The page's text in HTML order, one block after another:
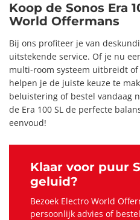
Koop de Sonos Era
World Offermans
Bij ons profiteer je van
uitstekende service. Of je nu
multi-room systeem uitbreidt
helpen je de juiste keuze te
beluistering of bestel vandaag
de Era 100 SL de perfecte
eenvoud!
Klaar voor puur
geluid?
Bezoek Electro World
persoonlijk advies of